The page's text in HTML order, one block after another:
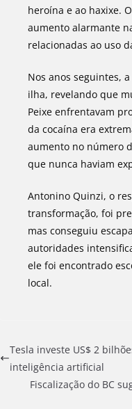
heroína e ao haxixe.
aumento alarmante
relacionadas ao uso
Nos anos seguintes,
ilha, revelando que
Peixe enfrentavam
da cocaína era
aumento no número
que nunca haviam
Antonino Quinzi, o
transformação, foi
mas conseguiu
autoridades
ele foi encontrado
local.
Tesla investe US$ 2
inteligência artificial
Fiscalização do BC